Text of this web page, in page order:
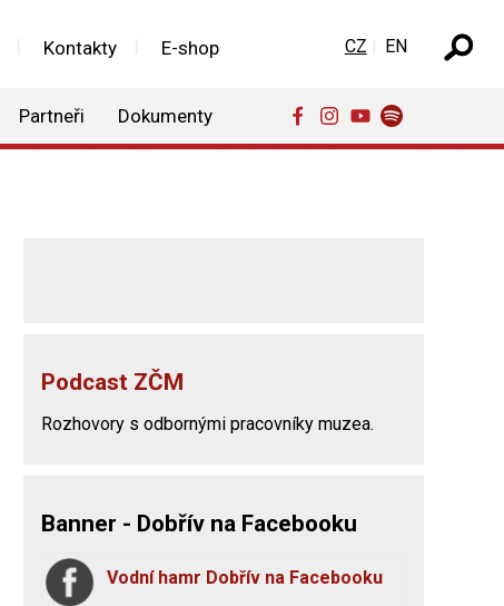
Kontakty E-shop
Partneři Dokumenty
Zvolte jazyk
CZ EN
Podcast ZČM
Rozhovory s odbornými pracovníky muzea.
Banner - Dobřív na Facebooku
Vodní hamr Dobřív na Facebooku